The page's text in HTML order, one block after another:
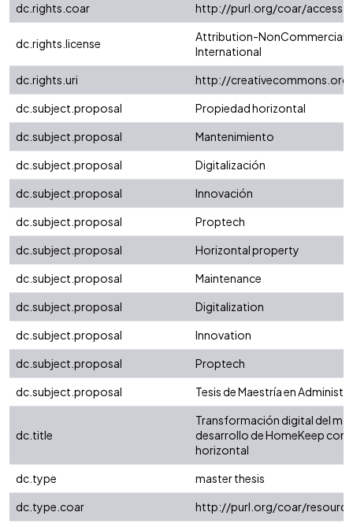
dc.rights.coar
http://purl.org/coar/
dc.rights.license
Attribution-NonCommercial-
International
dc.rights.uri
http://
dc.subject.proposal
Propiedad horizontal
dc.subject.proposal
Mantenimiento
dc.subject.proposal
Digitalización
dc.subject.proposal
Innovación
dc.subject.proposal
Proptech
dc.subject.proposal
Horizontal property
dc.subject.proposal
Maintenance
dc.subject.proposal
Digitalization
dc.subject.proposal
Innovation
dc.subject.proposal
Proptech
dc.subject.proposal
Tesis de Maestría en
dc.title
Transformación digital del
desarrollo de HomeKeep
horizontal
dc.type
master thesis
dc.type.coar
http://purl.org/coar/